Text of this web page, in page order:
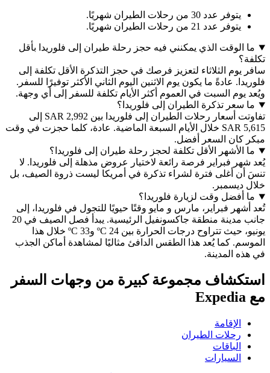
عدد 30 من رحلات الطيران شهريًا.
عدد 21 من رحلات الطيران شهريًا.
الذي يمكنني فيه حجز رحلة طيران إلى فلوريدا بأقل
الثلاثاء لتعزيز فرصك في حجز التذكرة الأقل تكلفة إلى
عادةً ما يكون يوم الاثنين اليوم الثاني الأكثر توفيرًا للسفر.
السبت في العموم أكثر الأيام تكلفة للسفر إلى أي وجهة.
تذكرة الطيران إلى فلوريدا؟
تفاوتت أسعار رحلات الطيران إلى فلوريدا بين SAR 2,992 إلى
SAR 5,615 خلال الأيام السبعة الماضية. عادة، كلما حجزت في وقت
السعر أفضل.
الأقل تكلفة لحجز رحلة طيران إلى فلوريدا؟
فبراير فرصة رائعة لاختيار عروض مذهلة إلى فلوريدا. لا
أغلى فترة لشراء تذكرة في أمريكا ليست ذروة الصيف، بل
وقت لزيارة فلوريدا؟
فبراير، مارس و مايو وقتًا حيويًا للتجول في فلوريدا، إلى
جانب مدينة منطقة جاكسونفيل الرئيسية. يبدأ فصل الصيف في 20
يونيو، حيث تتراوح درجات الحرارة بين 24 ºC و33 ºC خلال هذا
كما يُعد هذا الطقس الدافئ مثاليًا لمشاهدة أماكن الجذب
مجموعة كبيرة من وجهات السفر
الطيران